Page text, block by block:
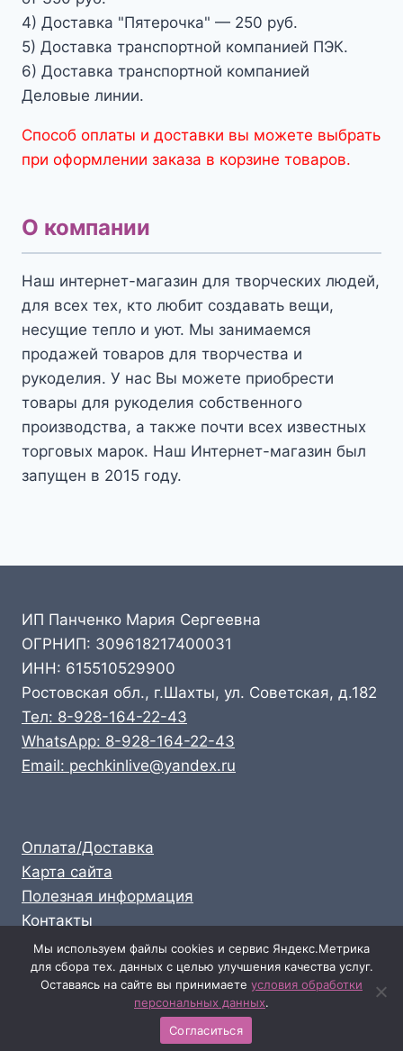
4) Доставка "Пятерочка" — 250 руб.
5) Доставка транспортной компанией ПЭК.
6) Доставка транспортной компанией
Деловые линии.
Способ оплаты и доставки вы можете выбрать
при оформлении заказа в корзине товаров.
О компании
Наш интернет-магазин для творческих людей,
для всех тех, кто любит создавать вещи,
несущие тепло и уют. Мы занимаемся
продажей товаров для творчества и
рукоделия. У нас Вы можете приобрести
товары для рукоделия собственного
производства, а также почти всех известных
торговых марок. Наш Интернет-магазин был
запущен в 2015 году.
ИП Панченко Мария Сергеевна
ОГРНИП: 309618217400031
ИНН: 615510529900
Ростовская обл., г.Шахты, ул. Советская, д.182
Тел: 8-928-164-22-43
WhatsApp: 8-928-164-22-43
Email: pechkinlive@yandex.ru
Оплата/Доставка
Карта сайта
Полезная информация
Контакты
Личный кабинет
Опт: 8-928-164-22-43
Розница: 8-989-711-58-47
Мы используем файлы cookies и сервис Яндекс.Метрика
для сбора тех. данных с целью улучшения качества услуг.
Оставаясь на сайте вы принимаете условия обработки
персональных данных.
Согласиться